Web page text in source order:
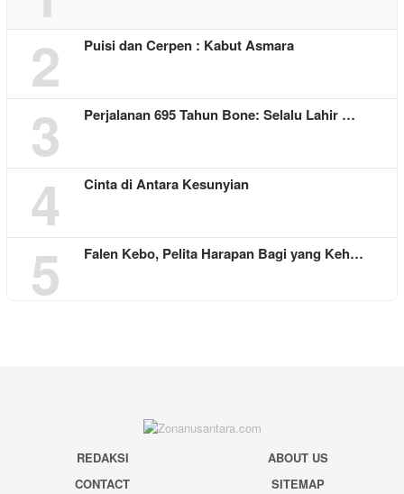
2
Puisi dan Cerpen : Kabut Asmara
3 Perjalanan 695 Tahun Bone: Selalu Lahir …
4 Cinta di Antara Kesunyian
5 Falen Kebo, Pelita Harapan Bagi yang Keh…
REDAKSI
ABOUT US
CONTACT
SITEMAP